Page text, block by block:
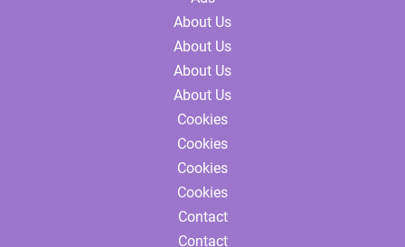
About Us
About Us
About Us
About Us
Cookies
Cookies
Cookies
Cookies
Contact
Contact